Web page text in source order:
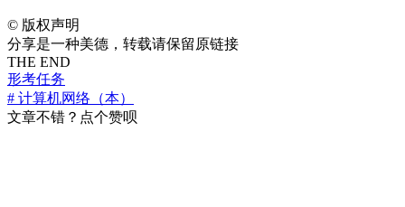
© 版权声明
分享是一种美德，转载请保留原链接
THE END
形考任务
# 计算机网络（本）
文章不错？点个赞呗